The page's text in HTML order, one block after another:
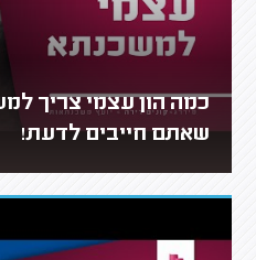
כמה הון עצמי צריך
שאתם חייבים לדעת!